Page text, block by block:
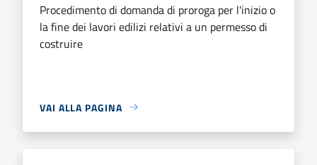
Procedimento di domanda di proroga per l'inizio o
la fine dei lavori edilizi relativi a un permesso di
costruire
VAI ALLA PAGINA